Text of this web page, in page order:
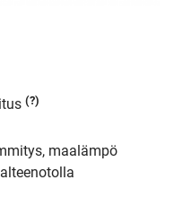
(?)
maalämpö